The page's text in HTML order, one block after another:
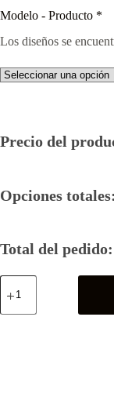
Modelo - Producto *
Los diseños se
Precio del
Opciones totales:
Total del pedido:
Minato
Namikaze